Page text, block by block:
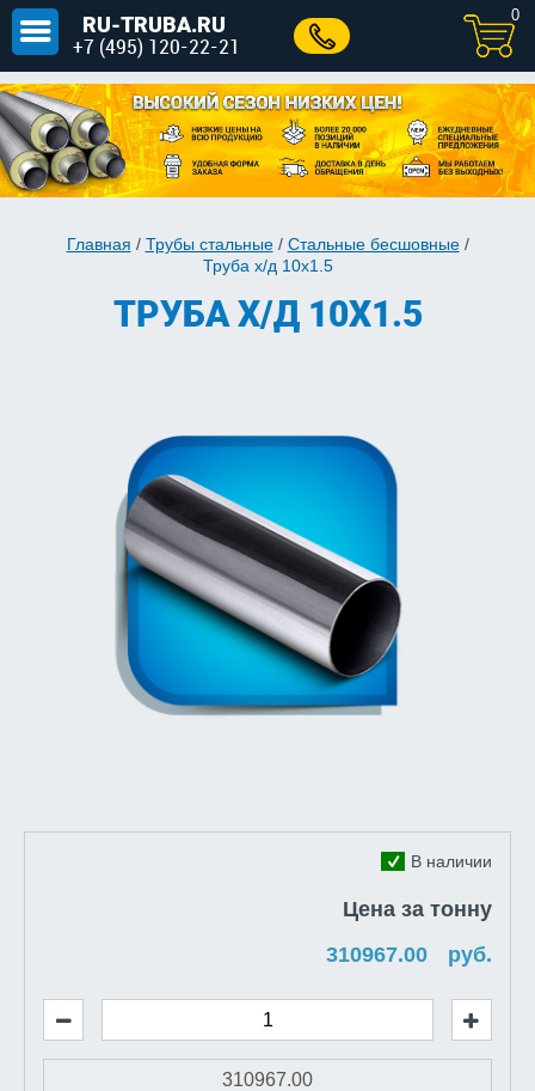
RU-TRUBA.RU
+7 (495) 120-22-21
0
Главная / Трубы стальные/ Стальные бесшовные/
Труба х/д 10x1.5
ТРУБА Х/Д 10X1.5
В наличии
Цена за тонну
руб.